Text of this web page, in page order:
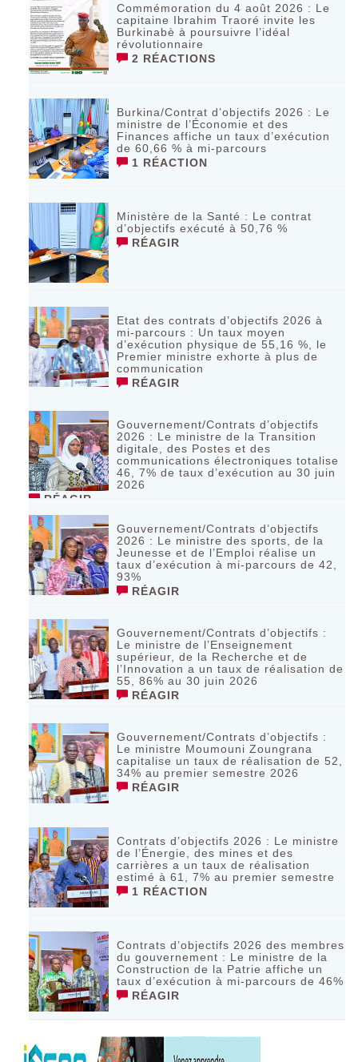
Commémoration du 4 août 2026 : Le
capitaine Ibrahim Traoré invite les
Burkinabè à poursuivre l’idéal
révolutionnaire ‎
2 RÉACTIONS
Burkina/Contrat d’objectifs 2026 : Le
ministre de l’Économie et des
Finances affiche un taux d’exécution
de 60,66 % à mi-parcours
1 RÉACTION
Ministère de la Santé : Le contrat
d’objectifs exécuté à 50,76 %
RÉAGIR
Etat des contrats d’objectifs 2026 à
mi-parcours : Un taux moyen
d’exécution physique de 55,16 %, le
Premier ministre exhorte à plus de
communication
RÉAGIR
Gouvernement/Contrats d’objectifs
2026 : Le ministre de la Transition
digitale, des Postes et des
communications électroniques totalise
46, 7% de taux d’exécution au 30 juin
2026
RÉAGIR
Gouvernement/Contrats d’objectifs
2026 : Le ministre des sports, de la
Jeunesse et de l’Emploi réalise un
taux d’exécution à mi-parcours de 42,
93%
RÉAGIR
Gouvernement/Contrats d’objectifs :
Le ministre de l’Enseignement
supérieur, de la Recherche et de
l’Innovation a un taux de réalisation de
55, 86% au 30 juin 2026
RÉAGIR
Gouvernement/Contrats d’objectifs :
Le ministre Moumouni Zoungrana
capitalise un taux de réalisation de 52,
34% au premier semestre 2026
RÉAGIR
Contrats d’objectifs 2026 : Le ministre
de l’Énergie, des mines et des
carrières a un taux de réalisation
estimé à 61, 7% au premier semestre
1 RÉACTION
Contrats d’objectifs 2026 des membres
du gouvernement : Le ministre de la
Construction de la Patrie affiche un
taux d’exécution à mi-parcours de 46%
RÉAGIR